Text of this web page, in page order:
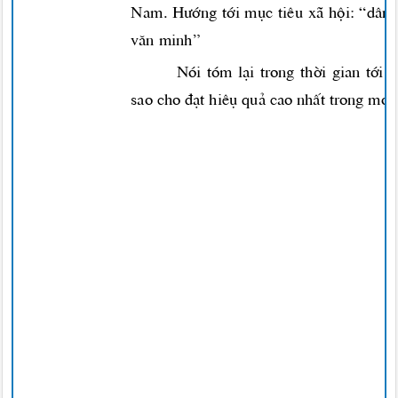
Nam.H-íngtíi môc tiªu x· héi:
v¨n minh”
Nãi tãm l¹i trong thêi gian tíi
sao cho ®¹t hiªô qu¶ cao nhÊt trong